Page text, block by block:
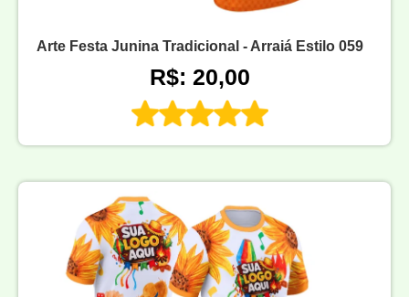
Arte Festa Junina Tradicional - Arraiá Estilo 059
R$: 20,00